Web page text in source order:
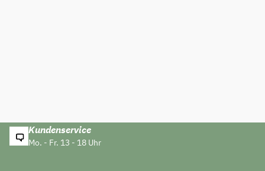
Kundenservice
Mo. - Fr. 13 - 18 Uhr